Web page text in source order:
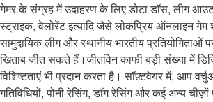
गेमर के संग्रह में उदाहरण के लिए डोटा डॉस, लीग
स्ट्राइक, वेलोरेंट इत्यादि जैसे लोकप्रिय ऑनलाइन
सामुदायिक लीग और स्थानीय भारतीय प्रतियोगिताओं
खिताब जीत सकते हैं।जीतविन काफी बड़ी संख्या में
विशिष्टताएं भी प्रदान करता है। सॉफ़्टवेयर में, आप
गतिविधियों, पोनी रेसिंग, डॉग रेसिंग और कई अन्य